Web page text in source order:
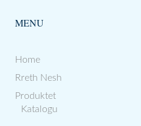
MENU
Home
Rreth Nesh
Produktet
Katalogu